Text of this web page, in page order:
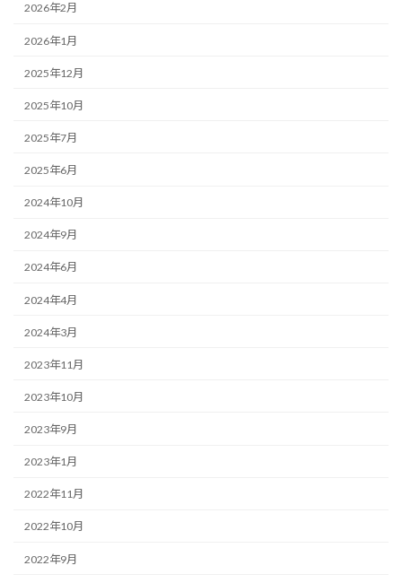
2026年2月
2026年1月
2025年12月
2025年10月
2025年7月
2025年6月
2024年10月
2024年9月
2024年6月
2024年4月
2024年3月
2023年11月
2023年10月
2023年9月
2023年1月
2022年11月
2022年10月
2022年9月